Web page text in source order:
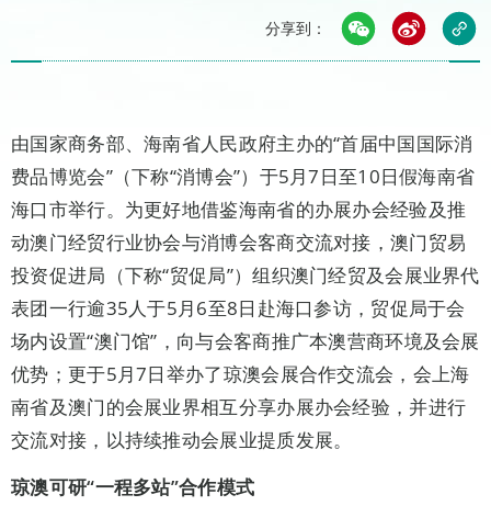
分享到：
由国家商务部、海南省人民政府主办的“首届中国国际消
费品博览会”（下称“消博会”）于5月7日至10日假海南省
海口市举行。为更好地借鉴海南省的办展办会经验及推
动澳门经贸行业协会与消博会客商交流对接，澳门贸易
投资促进局（下称“贸促局”）组织澳门经贸及会展业界代
表团一行逾35人于5月6至8日赴海口参访，贸促局于会
场内设置“澳门馆”，向与会客商推广本澳营商环境及会展
优势；更于5月7日举办了琼澳会展合作交流会，会上海
南省及澳门的会展业界相互分享办展办会经验，并进行
交流对接，以持续推动会展业提质发展。
琼澳可研“一程多站”合作模式